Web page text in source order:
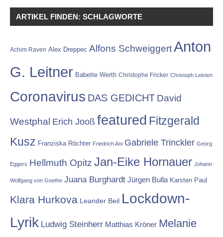
ARTIKEL FINDEN: SCHLAGWORTE
Achim Raven Alex Dreppec Alfons SchweiggertAnton
G. Leitner Babette Werth Christophe Fricker Christoph Leisten
Coronavirus DAS GEDICHT David
Westphal Erich Jooß featured Fitzgerald
Kusz Franziska Röchter Friedrich Ani Gabriele Trinckler Georg
Eggers Hellmuth Opitz Jan-Eike Hornauer Johann
Wolfgang von Goethe Juana Burghardt Jürgen Bulla Karsten Paul
Klara Hurkova Leander Beil Lockdown-
Lyrik Ludwig Steinherr Matthias Kröner Melanie